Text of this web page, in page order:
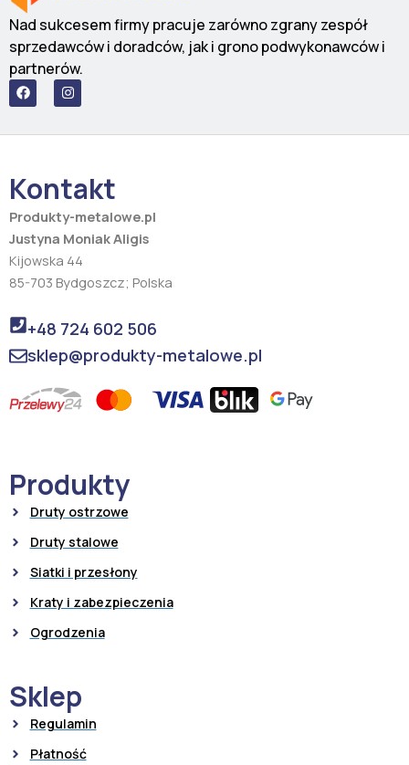
Nad sukcesem firmy pracuje zarówno zgrany zespół
sprzedawców i doradców, jak i grono podwykonawców i
partnerów.
F
a
c
b
k
I
n
s
a
a
m
Kontakt
Produkty-metalowe.pl
Justyna Moniak Aligis
Kijowska 44
85-703 Bydgoszcz; Polska
+48 724 602 506
sklep@produkty-metalowe.pl
Produkty
Druty ostrzowe
Druty stalowe
Siatki i przesłony
Kraty i zabezpieczenia
Ogrodzenia
Sklep
Regulamin
Płatność